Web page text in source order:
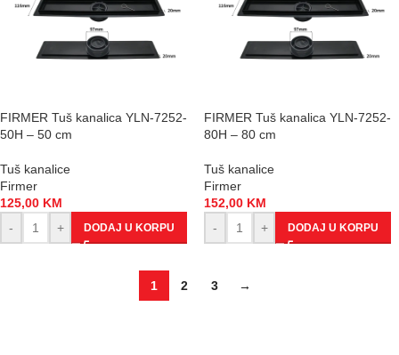
FIRMER Tuš kanalica YLN-7252-
50H – 50 cm
Tuš kanalice
Firmer
125,00 KM
-
+ DODAJ U KORPU
FIRMER Tuš kanalica YLN-7252-
80H – 80 cm
Tuš kanalice
Firmer
152,00 KM
-
+ DODAJ U KORPU
1 2 3 →